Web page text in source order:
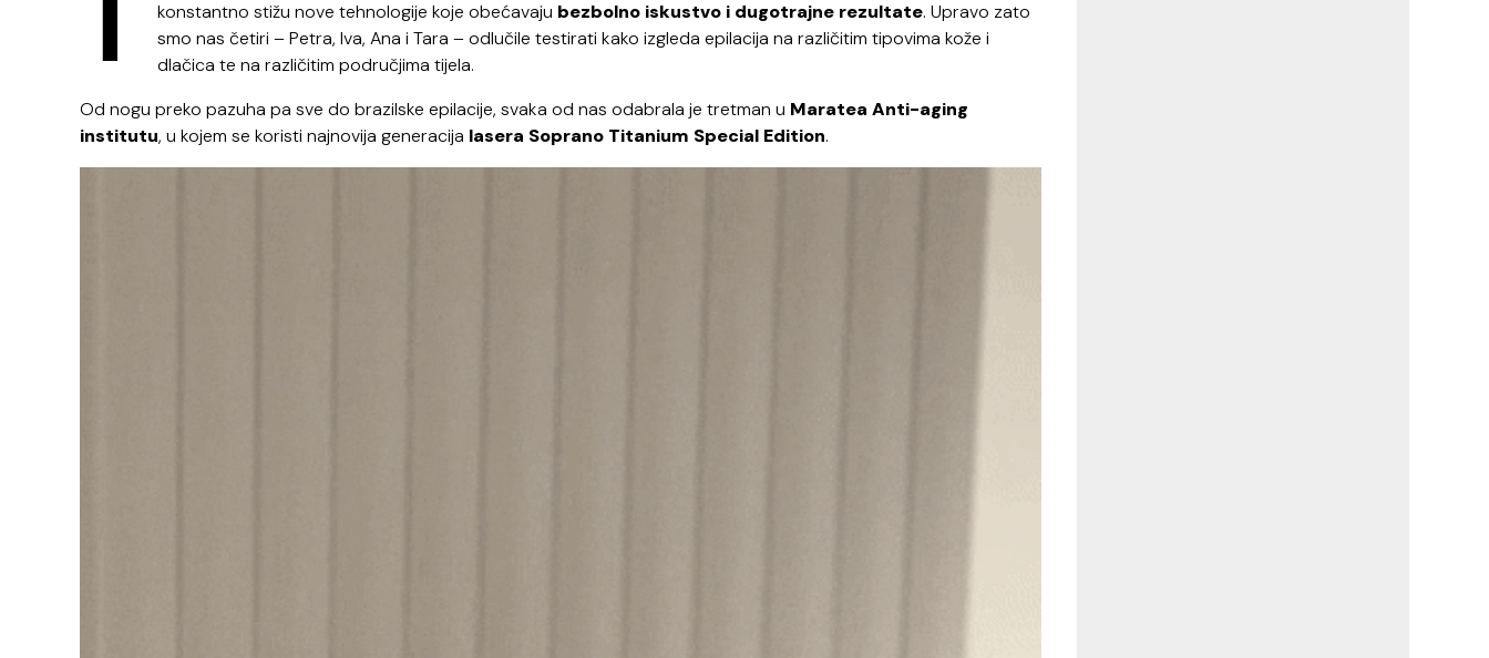
konstantno stižu nove tehnologije koje obećavaju bezbolno iskustvo i dugotrajne rezultate. Upravo zato
smo nas četiri – Petra, Iva, Ana i Tara – odlučile testirati kako izgleda epilacija na različitim tipovima kože i
dlačica te na različitim područjima tijela.
Od nogu preko pazuha pa sve do brazilske epilacije, svaka od nas odabrala je tretman u Maratea Anti-aging
institutu, u kojem se koristi najnovija generacija lasera Soprano Titanium Special Edition.